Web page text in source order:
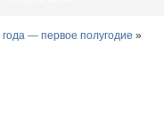
— первое полугодие »